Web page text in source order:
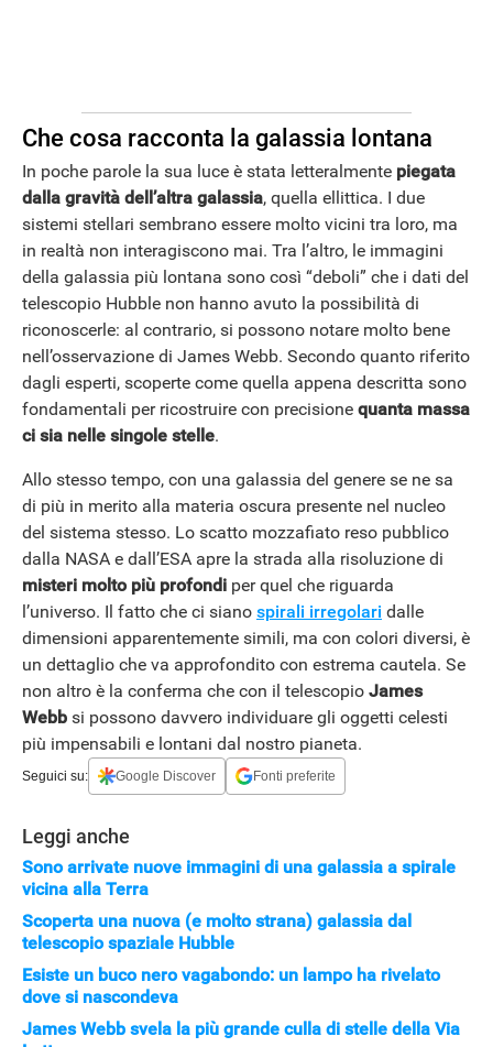
APPLE
Che cosa racconta la galassia lontana
In poche parole la sua luce è stata letteralmente piegata
dalla gravità dell’altra galassia, quella ellittica. I due
sistemi stellari sembrano essere molto vicini tra loro, ma
in realtà non interagiscono mai. Tra l’altro, le immagini
della galassia più lontana sono così “deboli” che i dati del
telescopio Hubble non hanno avuto la possibilità di
riconoscerle: al contrario, si possono notare molto bene
nell’osservazione di James Webb. Secondo quanto riferito
dagli esperti, scoperte come quella appena descritta sono
fondamentali per ricostruire con precisione quanta massa
ci sia nelle singole stelle.
Allo stesso tempo, con una galassia del genere se ne sa
di più in merito alla materia oscura presente nel nucleo
del sistema stesso. Lo scatto mozzafiato reso pubblico
dalla NASA e dall’ESA apre la strada alla risoluzione di
misteri molto più profondi per quel che riguarda
l’universo. Il fatto che ci siano spirali irregolari dalle
dimensioni apparentemente simili, ma con colori diversi, è
un dettaglio che va approfondito con estrema cautela. Se
non altro è la conferma che con il telescopio James
Webb si possono davvero individuare gli oggetti celesti
più impensabili e lontani dal nostro pianeta.
Seguici su: Google Discover Fonti preferite
Leggi anche
Sono arrivate nuove immagini di una galassia a spirale
vicina alla Terra
Scoperta una nuova (e molto strana) galassia dal
telescopio spaziale Hubble
Esiste un buco nero vagabondo: un lampo ha rivelato
dove si nascondeva
James Webb svela la più grande culla di stelle della Via